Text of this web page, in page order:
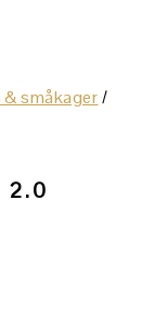
& småkager/
2.0